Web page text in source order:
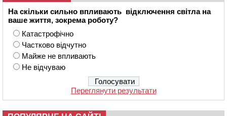
На скільки сильно впливають відключення світла на
ваше життя, зокрема роботу?
Катастрофічно
Частково відчутно
Майже не впливають
Не відчуваю
Переглянути результати